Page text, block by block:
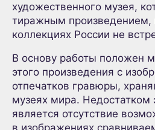
художественного музея,
тиражным произведением,
коллекциях России не
В основу работы положен
этого произведения с
отпечатков гравюры,
музеях мира. Недостатком
является отсутствие